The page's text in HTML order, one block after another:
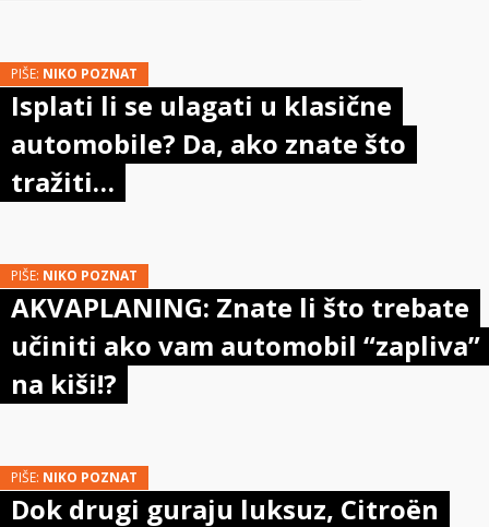
PIŠE: NIKO POZNAT
Isplati li se ulagati u klasične
automobile? Da, ako znate što
tražiti…
PIŠE: NIKO POZNAT
AKVAPLANING: Znate li što trebate
učiniti ako vam automobil “zapliva”
na kiši!?
PIŠE: NIKO POZNAT
Dok drugi guraju luksuz, Citroën